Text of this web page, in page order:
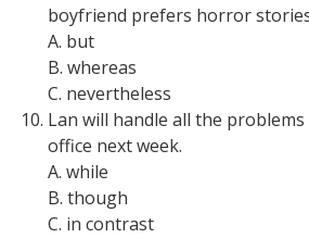
boyfriend prefers horror
A. but
B. whereas
C. nevertheless
Lan will handle all the problems
office next week.
A. while
B. though
C. in contrast